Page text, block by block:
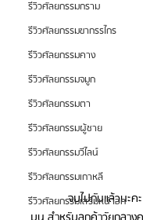
รีวิวศัลยกรรมกราม
รีวิวศัลยกรรมขากรรไกร
รีวิวศัลยกรรมคาง
รีวิวศัลยกรรมจมูก
รีวิวศัลยกรรมตา
รีวิวศัลยกรรมผู้ชาย
รีวิวศัลยกรรมวีไลน์
รีวิวศัลยกรรมเกาหลี
รีวิวศัลยกรรมเสริมหน้าอก
จบไปกันแล้วนะคะ ส